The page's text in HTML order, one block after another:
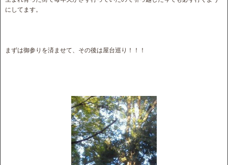
にしてます。
まずは御参りを済ませて、その後は屋台巡り！！！